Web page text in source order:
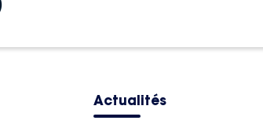
Actualités